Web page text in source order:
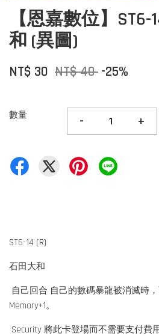
【恩嘉數位】ST6-
和 (異圖)
NT$ 30 NT$ 40 -25%
數量 - +
ST6-14 (R)
石田大和
自己回合 自己的數碼暴龍被消滅時
Memory+1。
Security 將此卡登場而不需要支付費用